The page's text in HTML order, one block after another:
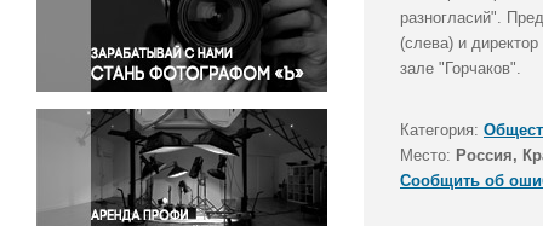
Правосудие
Происшествия и конфликты
Религия
Светская жизнь
Спорт
Экология
Экономика и бизнес
разногласий".
(слева) и
зале "Горчаков".
Категория:
Место: Россия,
Сообщить об